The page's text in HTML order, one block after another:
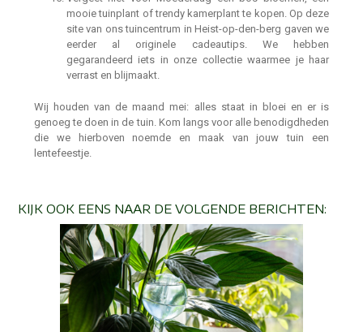
mooie tuinplant of trendy kamerplant te kopen. Op deze
site van ons tuincentrum in Heist-op-den-berg gaven we
eerder al originele cadeautips. We hebben
gegarandeerd iets in onze collectie waarmee je haar
verrast en blijmaakt.
Wij houden van de maand mei: alles staat in bloei en er is
genoeg te doen in de tuin. Kom langs voor alle benodigdheden
die we hierboven noemde en maak van jouw tuin een
lentefeestje.
KIJK OOK EENS NAAR DE VOLGENDE BERICHTEN: